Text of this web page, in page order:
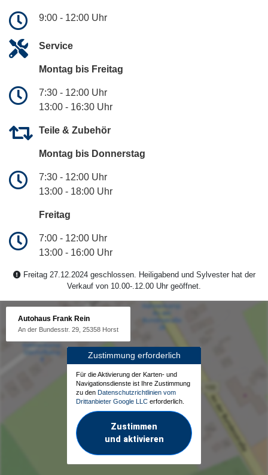
9:00 - 12:00 Uhr
Service
Montag bis Freitag
7:30 - 12:00 Uhr
13:00 - 16:30 Uhr
Teile & Zubehör
Montag bis Donnerstag
7:30 - 12:00 Uhr
13:00 - 18:00 Uhr
Freitag
7:00 - 12:00 Uhr
13:00 - 16:00 Uhr
Freitag 27.12.2024 geschlossen. Heiligabend und Sylvester hat der
Verkauf von 10.00-.12.00 Uhr geöffnet.
Autohaus Frank Rein
An der Bundesstr. 29, 25358 Horst
Zustimmung erforderlich
Für die Aktivierung der Karten- und
Navigationsdienste ist Ihre Zustimmung
zu den Datenschutzrichtlinien vom
Drittanbieter Google LLC erforderlich.
Zustimmen
und aktivieren